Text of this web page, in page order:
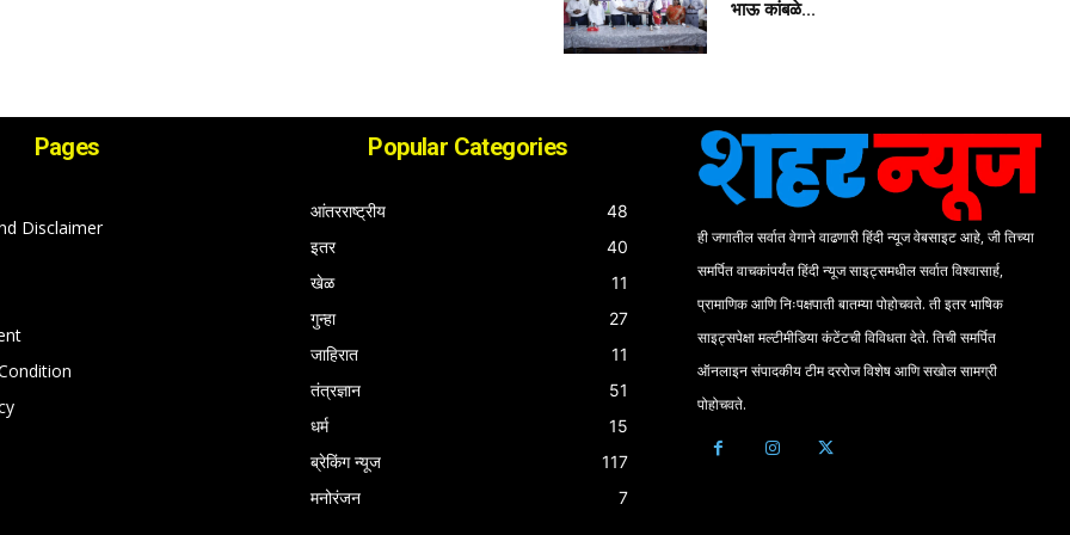
भाऊ कांबळे...
Pages
Disclaimer
Popular Categories
आंतरराष्ट्रीय
48
इतर
40
खेळ
11
गुन्हा
27
जाहिरात
11
तंत्रज्ञान
51
धर्म
15
ब्रेकिंग न्यूज
117
मनोरंजन
7
ही जगातील सर्वात वेगाने वाढणारी हिंदी न्यूज वेबसाइट आहे, जी तिच्या
समर्पित वाचकांपर्यंत हिंदी न्यूज साइट्समधील सर्वात विश्वासार्ह,
प्रामाणिक आणि निःपक्षपाती बातम्या पोहोचवते. ती इतर भाषिक
साइट्सपेक्षा मल्टीमीडिया कंटेंटची विविधता देते. तिची समर्पित
ऑनलाइन संपादकीय टीम दररोज विशेष आणि सखोल सामग्री
पोहोचवते.